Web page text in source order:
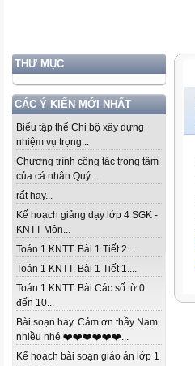
THƯ MỤC
CÁC Ý KIẾN MỚI NHẤT
Biểu tập thể Chi bộ xây dựng
nhiệm vụ trọng...
Chương trình công tác trọng tâm
của cá nhân Quý...
rất hay...
Kế hoạch giảng dạy lớp 4 SGK -
KNTT Môn...
Toán 1 KNTT. Bài 1 Tiết 2....
Toán 1 KNTT. Bài 1 Tiết 1....
Toán 1 KNTT. Bài Các số từ 0
đến 10...
Bài soạn hay. Cảm ơn thầy Nam
nhiều nhé ❤️❤️❤️❤️❤️❤️...
Kế hoạch bài soạn giáo án lớp 1